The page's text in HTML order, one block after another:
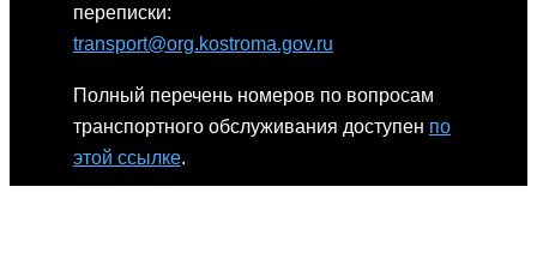
переписки:
transport@org.kostroma.gov.ru
Полный перечень номеров по вопросам
транспортного обслуживания доступен по
этой ссылке.